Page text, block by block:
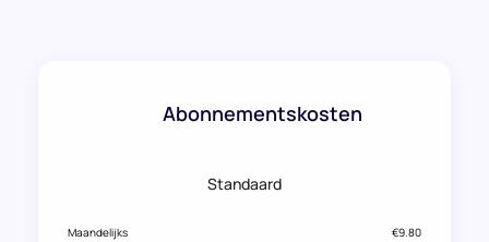
Abonnementskosten
Standaard
Maandelijks €9.80